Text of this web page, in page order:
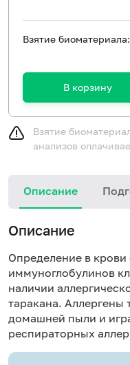
Взятие биоматериала:
В корзину
Взятие
анализов
Описание
Описание
Определение в
иммуноглобулинов
наличии
таракана. Аллергены
домашней пыли и
респираторных